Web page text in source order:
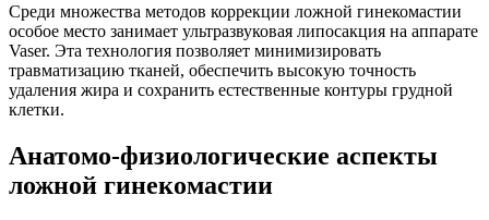
Среди множества методов коррекции ложной гинекомастии
особое место занимает ультразвуковая липосакция на аппарате
Vaser. Эта технология позволяет минимизировать
травматизацию тканей, обеспечить высокую точность
удаления жира и сохранить естественные контуры грудной
клетки.
Анатомо-физиологические аспекты
ложной гинекомастии